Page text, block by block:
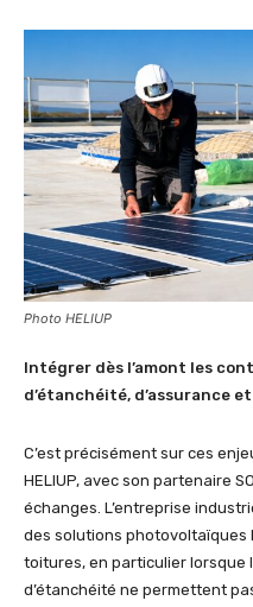
Photo HELIUP
Intégrer dès l’amont les
d’étanchéité, d’assurance
C’est précisément sur ces
HELIUP, avec son partenaire
échanges. L’entreprise
des solutions photovoltaïques
toitures, en particulier lorsque
d’étanchéité ne permettent